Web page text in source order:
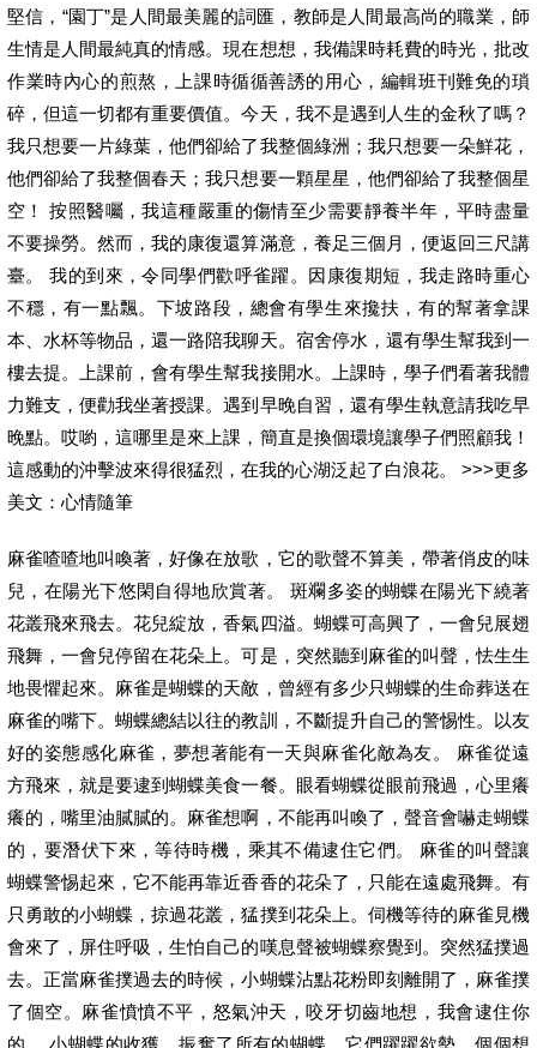
堅信，“園丁”是人間最美麗的詞匯，教師是人間最高尚的職業，師
生情是人間最純真的情感。現在想想，我備課時耗費的時光，批改
作業時內心的煎熬，上課時循循善誘的用心，編輯班刊難免的瑣
碎，但這一切都有重要價值。今天，我不是遇到人生的金秋了嗎？
我只想要一片綠葉，他們卻給了我整個綠洲；我只想要一朵鮮花，
他們卻給了我整個春天；我只想要一顆星星，他們卻給了我整個星
空！ 按照醫囑，我這種嚴重的傷情至少需要靜養半年，平時盡量
不要操勞。然而，我的康復還算滿意，養足三個月，便返回三尺講
臺。 我的到來，令同學們歡呼雀躍。因康復期短，我走路時重心
不穩，有一點飄。下坡路段，總會有學生來攙扶，有的幫著拿課
本、水杯等物品，還一路陪我聊天。宿舍停水，還有學生幫我到一
樓去提。上課前，會有學生幫我接開水。上課時，學子們看著我體
力難支，便勸我坐著授課。遇到早晚自習，還有學生執意請我吃早
晚點。哎喲，這哪里是來上課，簡直是換個環境讓學子們照顧我！
這感動的沖擊波來得很猛烈，在我的心湖泛起了白浪花。 >>>更多
美文：心情隨筆
麻雀喳喳地叫喚著，好像在放歌，它的歌聲不算美，帶著俏皮的味
兒，在陽光下悠閑自得地欣賞著。 斑斕多姿的蝴蝶在陽光下繞著
花叢飛來飛去。花兒綻放，香氣四溢。蝴蝶可高興了，一會兒展翅
飛舞，一會兒停留在花朵上。可是，突然聽到麻雀的叫聲，怯生生
地畏懼起來。麻雀是蝴蝶的天敵，曾經有多少只蝴蝶的生命葬送在
麻雀的嘴下。蝴蝶總結以往的教訓，不斷提升自己的警惕性。以友
好的姿態感化麻雀，夢想著能有一天與麻雀化敵為友。 麻雀從遠
方飛來，就是要逮到蝴蝶美食一餐。眼看蝴蝶從眼前飛過，心里癢
癢的，嘴里油膩膩的。麻雀想啊，不能再叫喚了，聲音會嚇走蝴蝶
的，要潛伏下來，等待時機，乘其不備逮住它們。 麻雀的叫聲讓
蝴蝶警惕起來，它不能再靠近香香的花朵了，只能在遠處飛舞。有
只勇敢的小蝴蝶，掠過花叢，猛撲到花朵上。伺機等待的麻雀見機
會來了，屏住呼吸，生怕自己的嘆息聲被蝴蝶察覺到。突然猛撲過
去。正當麻雀撲過去的時候，小蝴蝶沾點花粉即刻離開了，麻雀撲
了個空。麻雀憤憤不平，怒氣沖天，咬牙切齒地想，我會逮住你